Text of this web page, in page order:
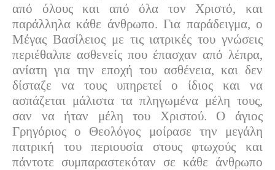
από όλους και από όλα τον Χριστό, και
παράλληλα κάθε άνθρωπο. Για παράδειγμα, ο
Μέγας Βασίλειος με τις ιατρικές του γνώσεις
περιέθαλπε ασθενείς που έπασχαν από λέπρα,
ανίατη για την εποχή του ασθένεια, και δεν
δίσταζε να τους υπηρετεί ο ίδιος και να
ασπάζεται μάλιστα τα πληγωμένα μέλη τους,
σαν να ήταν μέλη του Χριστού. Ο άγιος
Γρηγόριος ο Θεολόγος μοίρασε την μεγάλη
πατρική του περιουσία στους φτωχούς και
πάντοτε συμπαραστεκόταν σε κάθε άνθρωπο